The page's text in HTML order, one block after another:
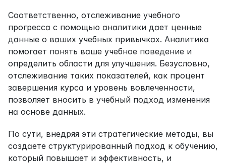
Соответственно, отслеживание учебного
прогресса с помощью аналитики дает ценные
данные о ваших учебных привычках. Аналитика
помогает понять ваше учебное поведение и
определить области для улучшения. Безусловно,
отслеживание таких показателей, как процент
завершения курса и уровень вовлеченности,
позволяет вносить в учебный подход изменения
на основе данных.
По сути, внедряя эти стратегические методы, вы
создаете структурированный подход к обучению,
который повышает и эффективность, и